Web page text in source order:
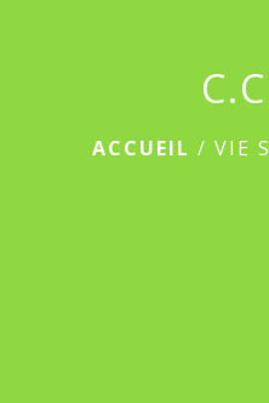
ACCUEIL / VIE